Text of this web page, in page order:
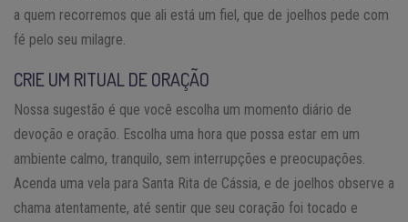
a quem recorremos que ali está um fiel, que de joelhos pede com
fé pelo seu milagre.
CRIE UM RITUAL DE ORAÇÃO
Nossa sugestão é que você escolha um momento diário de
devoção e oração. Escolha uma hora que possa estar em um
ambiente calmo, tranquilo, sem interrupções e preocupações.
Acenda uma vela para Santa Rita de Cássia, e de joelhos observe a
chama atentamente, até sentir que seu coração foi tocado e